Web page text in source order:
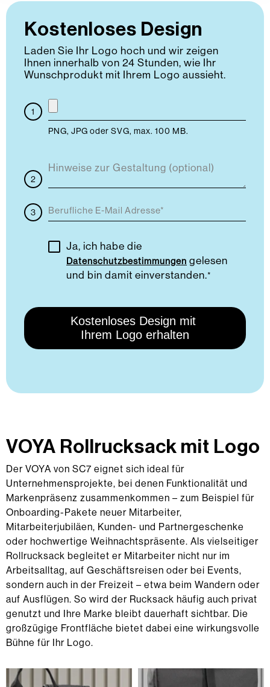
Kostenloses Design
Laden Sie Ihr Logo hoch und wir zeigen
Ihnen innerhalb von 24 Stunden, wie Ihr
Wunschprodukt mit Ihrem Logo aussieht.
PNG, JPG oder SVG, max. 100 MB.
Ja, ich habe die
Datenschutzbestimmungen gelesen
und bin damit einverstanden.*
VOYA Rollrucksack mit Logo
Der VOYA von SC7 eignet sich ideal für
Unternehmensprojekte, bei denen Funktionalität und
Markenpräsenz zusammenkommen – zum Beispiel für
Onboarding-Pakete neuer Mitarbeiter,
Mitarbeiterjubiläen, Kunden- und Partnergeschenke
oder hochwertige Weihnachtspräsente. Als vielseitiger
Rollrucksack begleitet er Mitarbeiter nicht nur im
Arbeitsalltag, auf Geschäftsreisen oder bei Events,
sondern auch in der Freizeit – etwa beim Wandern oder
auf Ausflügen. So wird der Rucksack häufig auch privat
genutzt und Ihre Marke bleibt dauerhaft sichtbar. Die
großzügige Frontfläche bietet dabei eine wirkungsvolle
Bühne für Ihr Logo.